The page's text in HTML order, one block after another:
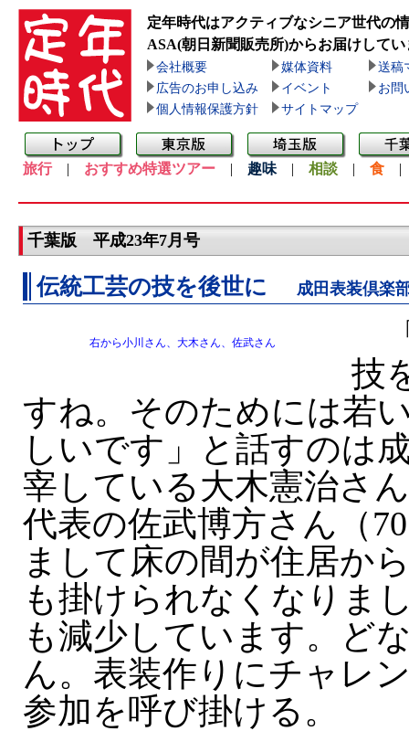
定年時代はアクティブなシニア世代の
ASA(朝日新聞販売所)からお届けしてい
会社概要 媒体資料
送稿
広告のお申し込み
イベント
お問
個人情報保護方針
サイトマップ
旅行| おすすめ特選ツアー| 趣味| 相談| 食
千葉版 平成23年7月号
伝統工芸の技を後世に 成田表装倶楽
右から小川さん、大木さん、佐武さん
技
すね。そのためには若
しいです」と話すのは
宰している大木憲治さ
代表の佐武博方さん（
まして床の間が住居か
も掛けられなくなりま
も減少しています。ど
ん。表装作りにチャレ
参加を呼び掛ける。